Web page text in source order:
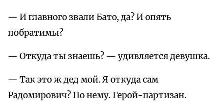
— И главного звали Бато, да? И опять
побратимы?
— Откуда ты знаешь? — удивляется девушка.
— Так это ж дед мой. Я откуда сам
Радомирович? По нему. Герой-партизан.